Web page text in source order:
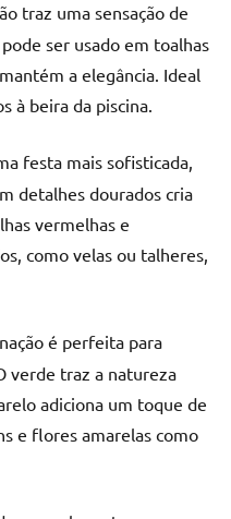
traz uma sensação de
ser usado em toalhas
a elegância. Ideal
à beira da piscina.
festa mais sofisticada,
detalhes dourados cria
vermelhas e
como velas ou talheres,
é perfeita para
verde traz a natureza
adiciona um toque de
e flores amarelas como